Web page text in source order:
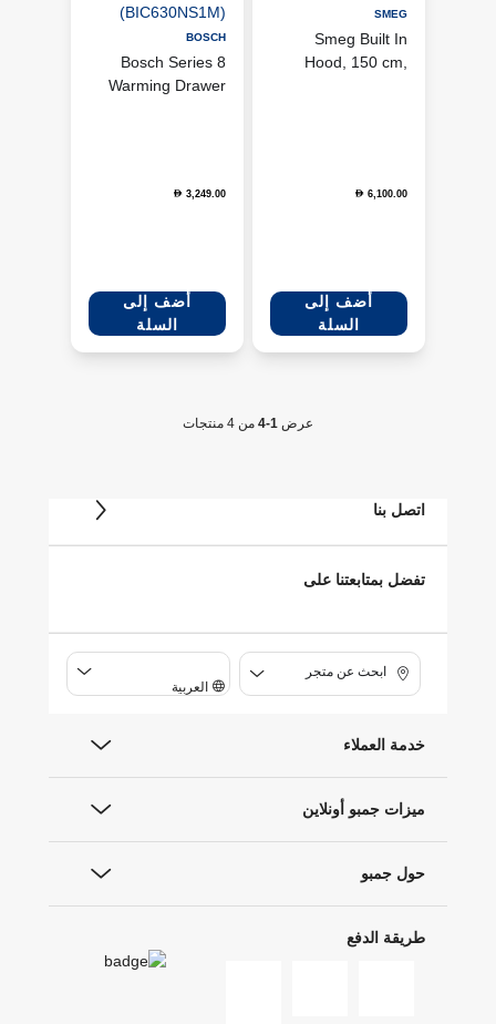
SMEG
Smeg Built In
Hood, 150 cm,
D 6,100.00
أضف إلى
السلة
BOSCH
Bosch Series 8
Warming Drawer
D 3,249.00
أضف إلى
السلة
عرض من 4 منتجات
اتصل بنا
تفضل بمتابعتنا على
ابحث عن متجر
العربية
خدمة العملاء
ميزات جمبو أونلاين
حول جمبو
طريقة الدفع